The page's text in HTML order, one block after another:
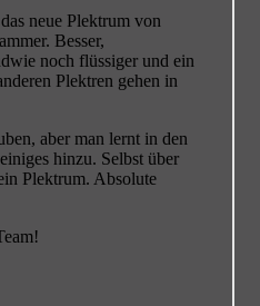
neue Plektrum von
Besser,
noch flüssiger und ein
Plektren gehen in
aber man lernt in den
hinzu. Selbst über
Plektrum. Absolute